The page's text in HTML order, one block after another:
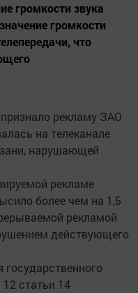
громкости звука
громкости
что
рекламу ЗАО
на телеканале
нарушающей
рекламе
более чем на 1,5
рекламой
действующего
статьи 14